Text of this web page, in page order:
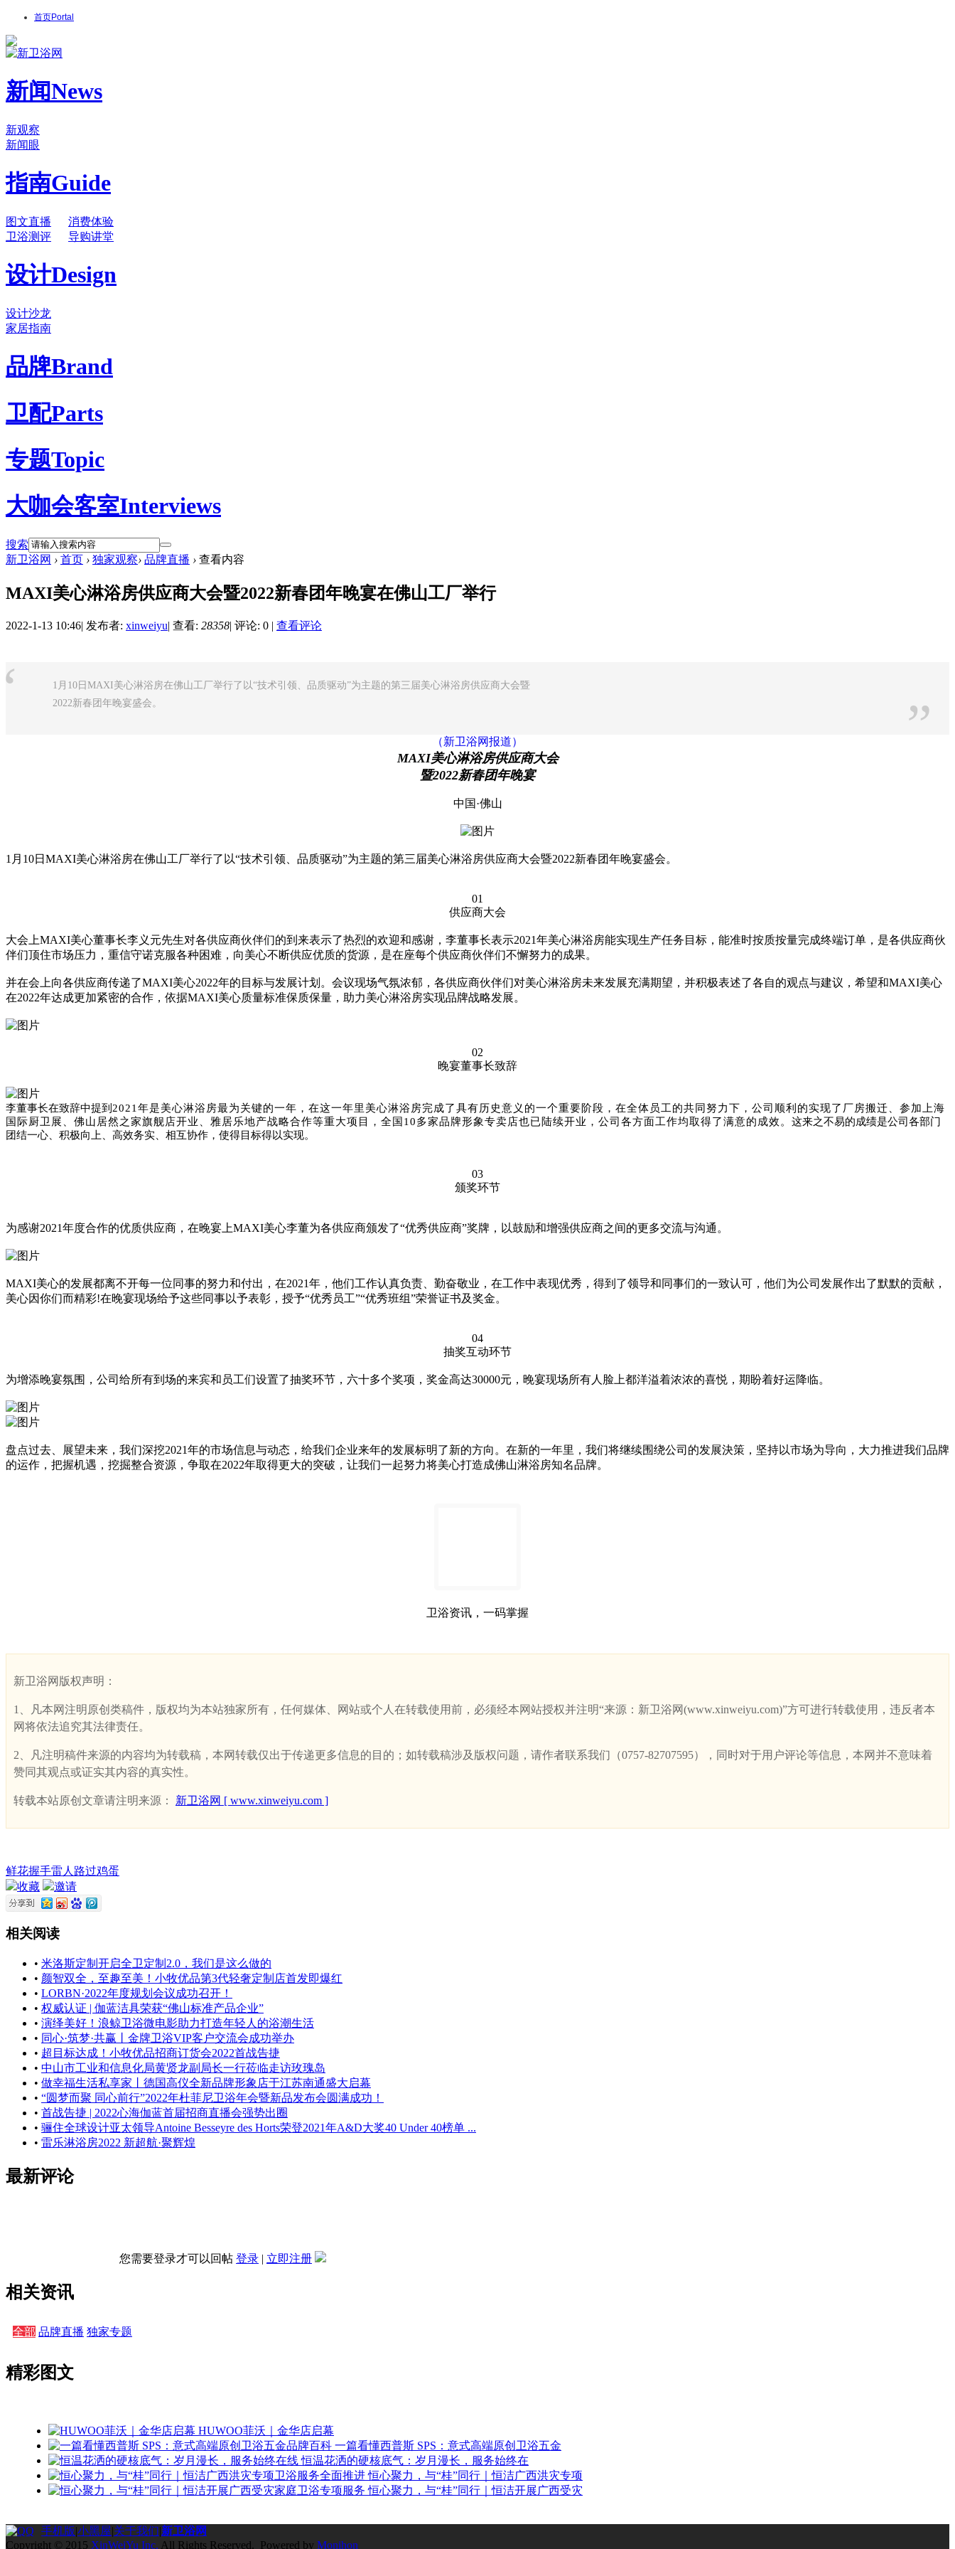
首页Portal
新闻News
新观察
新闻眼
指南Guide
图文直播
消费体验
卫浴测评
导购讲堂
设计Design
设计沙龙
家居指南
品牌Brand
卫配Parts
专题Topic
大咖会客室Interviews
搜索
新卫浴网 › 首页 › 独家观察› 品牌直播 › 查看内容
MAXI美心淋浴房供应商大会暨2022新春团年晚宴在佛山工厂举行
2022-1-13 10:46| 发布者: xinweiyu| 查看: 28358| 评论: 0 | 查看评论
1月10日MAXI美心淋浴房在佛山工厂举行了以“技术引领、品质驱动”为主题的第三届美心淋浴房供应商大会暨
2022新春团年晚宴盛会。
”
（新卫浴网报道）
MAXI美心淋浴房供应商大会
暨2022新春团年晚宴
中国·佛山
1月10日MAXI美心淋浴房在佛山工厂举行了以“技术引领、品质驱动”为主题的第三届美心淋浴房供应商大会暨2022新春团年晚宴盛会。
01
供应商大会
大会上MAXI美心董事长李义元先生对各供应商伙伴们的到来表示了热烈的欢迎和感谢，李董事长表示2021年美心淋浴房能实现生产任务目标，能准时按质按量完成终端订单，是各供应商伙
伴们顶住市场压力，重信守诺克服各种困难，向美心不断供应优质的货源，是在座每个供应商伙伴们不懈努力的成果。
并在会上向各供应商传递了MAXI美心2022年的目标与发展计划。会议现场气氛浓郁，各供应商伙伴们对美心淋浴房未来发展充满期望，并积极表述了各自的观点与建议，希望和MAXI美心
在2022年达成更加紧密的合作，依据MAXI美心质量标准保质保量，助力美心淋浴房实现品牌战略发展。
02
晚宴董事长致辞
李董事长在致辞中提到 2021年是美心淋浴房最为关键的一年，在这一年里美心淋浴房完成了具有历史意义的一个重要阶段，在全体员工的共同努力下，公司顺利的实现了厂房搬迁、参加上海
国际厨卫展、佛山居然之家旗舰店开业、雅居乐地产战略合作等重大项目，全国10多家品牌形象专卖店也已陆续开业，公司各方面工作均取得了满意的成效。 这来之不易的成绩是公司各部门
团结一心、积极向上、高效务实、相互协作，使得目标得以实现。
03
颁奖环节
为感谢2021年度合作的优质供应商，在晚宴上MAXI美心李董为各供应商颁发了“优秀供应商”奖牌，以鼓励和增强供应商之间的更多交流与沟通。
MAXI美心的发展都离不开每一位同事的努力和付出，在2021年，他们工作认真负责、勤奋敬业，在工作中表现优秀，得到了领导和同事们的一致认可，他们为公司发展作出了默默的贡献，
美心因你们而精彩!在晚宴现场给予这些同事以予表彰，授予“优秀员工”“优秀班组”荣誉证书及奖金。
04
抽奖互动环节
为增添晚宴氛围，公司给所有到场的来宾和员工们设置了抽奖环节，六十多个奖项，奖金高达30000元，晚宴现场所有人脸上都洋溢着浓浓的喜悦，期盼着好运降临。
盘点过去、展望未来，我们深挖2021年的市场信息与动态，给我们企业来年的发展标明了新的方向。在新的一年里，我们将继续围绕公司的发展決策，坚持以市场为导向，大力推进我们品牌
的运作，把握机遇，挖掘整合资源，争取在2022年取得更大的突破，让我们一起努力将美心打造成佛山淋浴房知名品牌。
卫浴资讯，一码掌握
新卫浴网版权声明：
1、凡本网注明原创类稿件，版权均为本站独家所有，任何媒体、网站或个人在转载使用前，必须经本网站授权并注明“来源：新卫浴网(www.xinweiyu.com)”方可进行转载使用，违反者本
网将依法追究其法律责任。
2、凡注明稿件来源的内容均为转载稿，本网转载仅出于传递更多信息的目的；如转载稿涉及版权问题，请作者联系我们（0757-82707595），同时对于用户评论等信息，本网并不意味着
赞同其观点或证实其内容的真实性。
转载本站原创文章请注明来源： 新卫浴网 [ www.xinweiyu.com ]
鲜花握手雷人 路过鸡蛋
收藏
邀请
相关阅读
• 米洛斯定制开启全卫定制2.0，我们是这么做的
• 颜智双全，至趣至美！小牧优品第3代轻奢定制店首发即爆红
• LORBN·2022年度规划会议成功召开！
• 权威认证 | 伽蓝洁具荣获“佛山标准产品企业”
• 演绎美好！浪鲸卫浴微电影助力打造年轻人的浴潮生活
• 同心·筑梦·共赢丨金牌卫浴VIP客户交流会成功举办
• 超目标达成！小牧优品招商订货会2022首战告捷
• 中山市工业和信息化局黄贤龙副局长一行莅临走访玫瑰岛
• 做幸福生活私享家丨德国高仪全新品牌形象店于江苏南通盛大启幕
• “圆梦而聚 同心前行”2022年杜菲尼卫浴年会暨新品发布会圆满成功！
• 首战告捷 | 2022心海伽蓝首届招商直播会强势出圈
• 骊住全球设计亚太领导Antoine Besseyre des Horts荣登2021年A&D大奖40 Under 40榜单 ...
• 雷乐淋浴房2022 新超航·聚辉煌
最新评论
您需要登录才可以回帖 登录 | 立即注册
相关资讯
全部 品牌直播 独家专题
精彩图文
HUWOO菲沃｜金华店启幕
一篇看懂西普斯 SPS：意式高端原创卫浴五金
恒温花洒的硬核底气：岁月漫长，服务始终在
恒心聚力，与“桂”同行｜恒洁广西洪灾专项
恒心聚力，与“桂”同行｜恒洁开展广西受灾
手机版|小黑屋|关于我们|新卫浴网
Copyright © 2015 XinWeiYu Inc. All Rights Reserved. Powered by Monihon